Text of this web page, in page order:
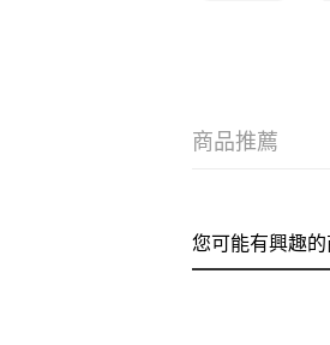
商品推薦
您可能有興趣的